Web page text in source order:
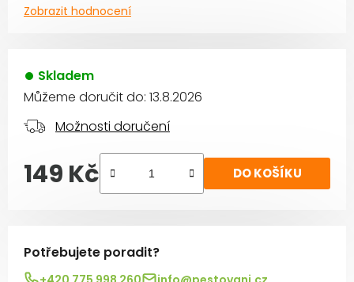
Zobrazit hodnocení
Skladem
Můžeme doručit do: 13.8.2026
Možnosti doručení
149 Kč
Měrná cena:
DO KOŠÍKU
Potřebujete poradit?